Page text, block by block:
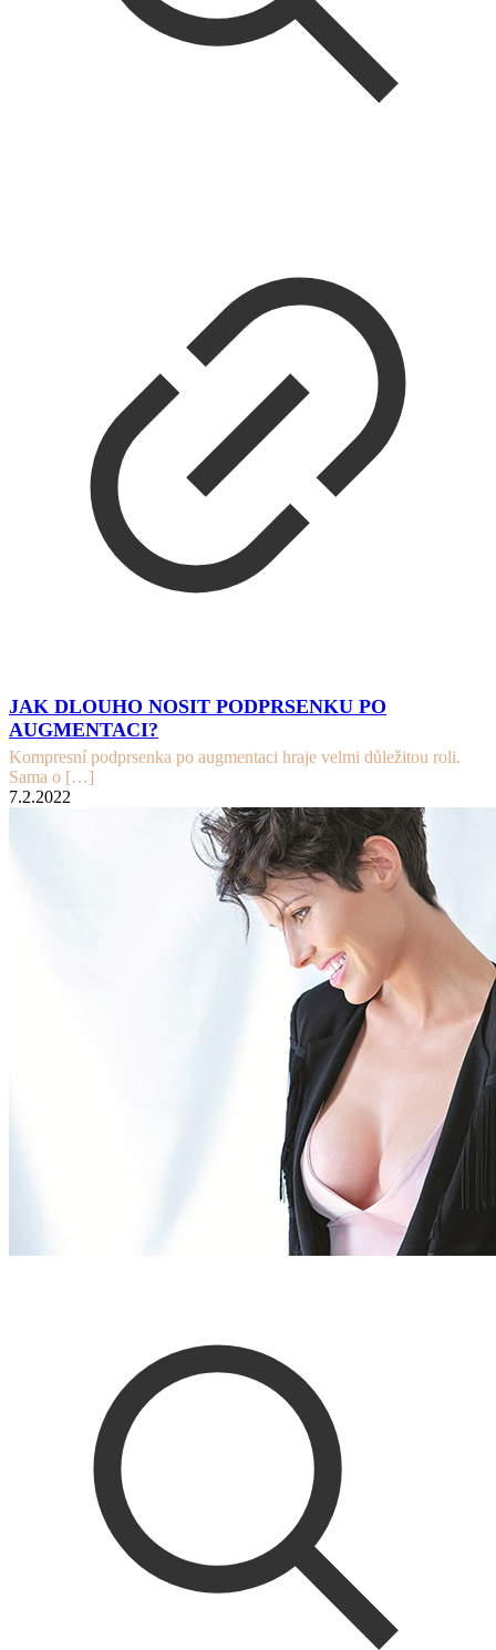
JAK DLOUHO NOSIT PODPRSENKU PO
AUGMENTACI?
Kompresní podprsenka po augmentaci hraje velmi důležitou roli.
Sama o […]
7.2.2022